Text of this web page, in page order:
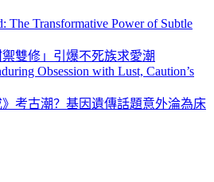
The Transformative Power of Subtle
雙修」引爆不死族求愛潮
Obsession with Lust, Caution’s
考古潮？基因遺傳話題意外淪為床